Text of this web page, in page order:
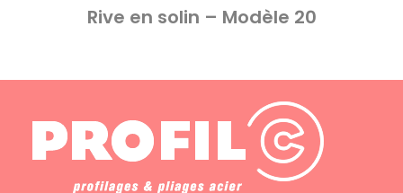
Rive en solin – Modèle 20